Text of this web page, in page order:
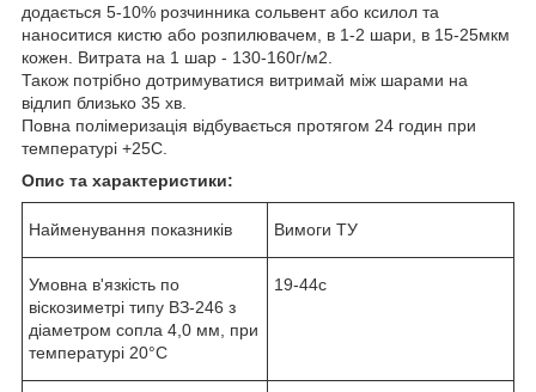
додається 5-10% розчинника сольвент або ксилол та
наноситися кистю або розпилювачем, в 1-2 шари, в 15-25мкм
кожен. Витрата на 1 шар - 130-160г/м2.
Також потрібно дотримуватися витримай між шарами на
відлип близько 35 хв.
Повна полімеризація відбувається протягом 24 годин при
температурі +25С.
Опис та характеристики:
Найменування показників Вимоги ТУ
Умовна в'язкість по
віскозиметрі типу ВЗ-246 з
діаметром сопла 4,0 мм, при
температурі 20°C
19-44с